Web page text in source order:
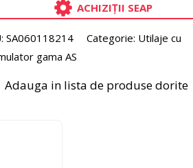
ACHIZIȚII SEAP
SA060118214 Categorie: Utilaje cu
gama AS
Adauga in lista de produse dorite